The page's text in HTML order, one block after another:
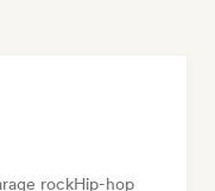
rockHip-hop